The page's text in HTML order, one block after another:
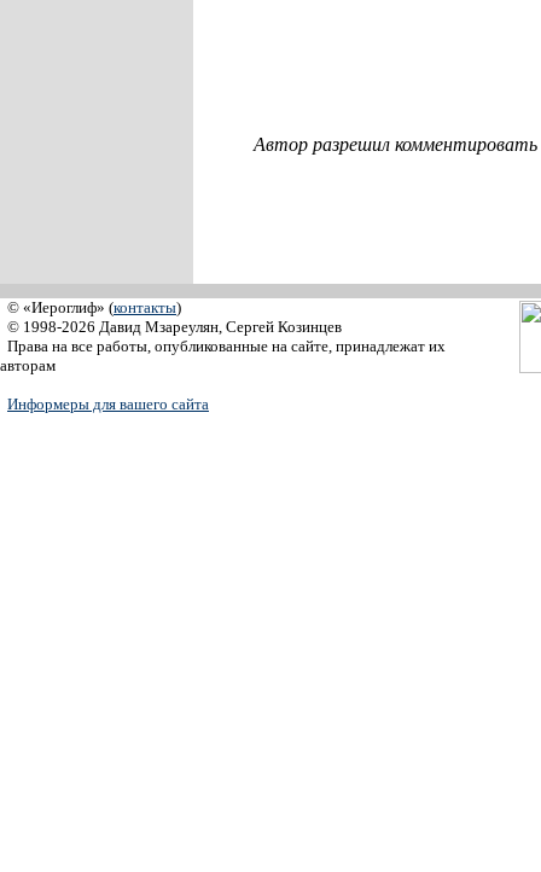
Автор разрешил
© «Иероглиф» (контакты)
© 1998-2026 Давид Мзареулян, Сергей Козинцев
Права на все работы, опубликованные на сайте, принадлежат их
авторам
Информеры для вашего сайта